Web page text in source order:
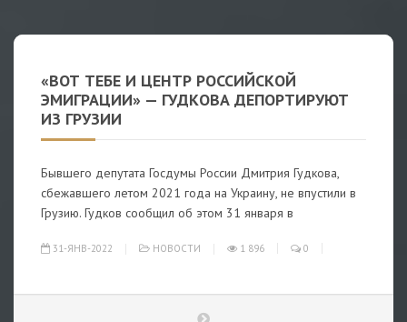
«ВОТ ТЕБЕ И ЦЕНТР РОССИЙСКОЙ
ЭМИГРАЦИИ» — ГУДКОВА ДЕПОРТИРУЮТ
ИЗ ГРУЗИИ
Бывшего депутата Госдумы России Дмитрия Гудкова,
сбежавшего летом 2021 года на Украину, не впустили в
Грузию. Гудков сообщил об этом 31 января в
31-ЯНВ-2022 НОВОСТИ 1 896 0